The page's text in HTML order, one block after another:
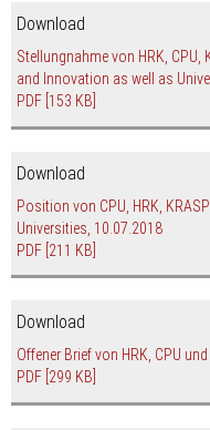
Download
Stellungnahme von HRK, CPU,
and Innovation as well as
PDF [153 KB]
Download
Position von CPU, HRK,
Universities, 10.07.2018
PDF [211 KB]
Download
Offener Brief von HRK, CPU
PDF [299 KB]